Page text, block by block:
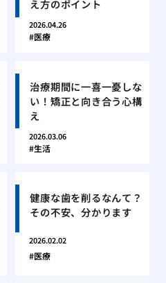
え方のポイント
2026.04.26
医療
治療期間に一喜一憂しな
い！矯正と向き合う心構
え
2026.03.06
生活
健康な歯を削るなんて？
その不安、分かります
2026.02.02
医療